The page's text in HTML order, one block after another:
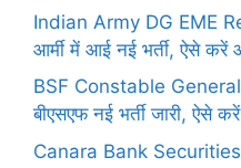
Indian Army DG EME
आर्मी में आई नई भर्ती, ऐसे करें
BSF Constable
बीएसएफ नई भर्ती जारी, ऐसे
Canara Bank